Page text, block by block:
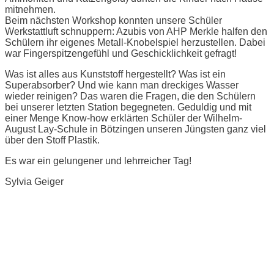
mitnehmen.
Beim nächsten Workshop konnten unsere Schüler
Werkstattluft schnuppern: Azubis von AHP Merkle halfen den
Schülern ihr eigenes Metall-Knobelspiel herzustellen. Dabei
war Fingerspitzengefühl und Geschicklichkeit gefragt!
Was ist alles aus Kunststoff hergestellt? Was ist ein
Superabsorber? Und wie kann man dreckiges Wasser
wieder reinigen? Das waren die Fragen, die den Schülern
bei unserer letzten Station begegneten. Geduldig und mit
einer Menge Know-how erklärten Schüler der Wilhelm-
August Lay-Schule in Bötzingen unseren Jüngsten ganz viel
über den Stoff Plastik.
Es war ein gelungener und lehrreicher Tag!
Sylvia Geiger